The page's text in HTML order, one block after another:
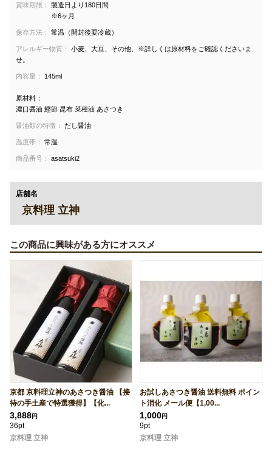
賞味期限：
製造日より180日間
※6ヶ月
保存方法： 常温（開封後要冷蔵）
アレルギー物質：
小麦、大豆、その他、※詳しくは原材料をご確認くださいま
せ。
内容量： 145ml
原材料：
濃口醤油 鰹節 昆布 菜種油 あさつき
醤油類の特徴： だし醤油
温度帯： 常温
商品番号： asatsuki2
店舗名
京料理 立神
この商品に興味がある方にオススメ
京都 京料理立神のあさつき醤油 【接
待の手土産で特選獲得】【化...
3,888円
36pt
京料理 立神
お試しあさつき醤油 送料無料 ポイン
ト消化 メール便【1,00...
1,000円
9pt
京料理 立神